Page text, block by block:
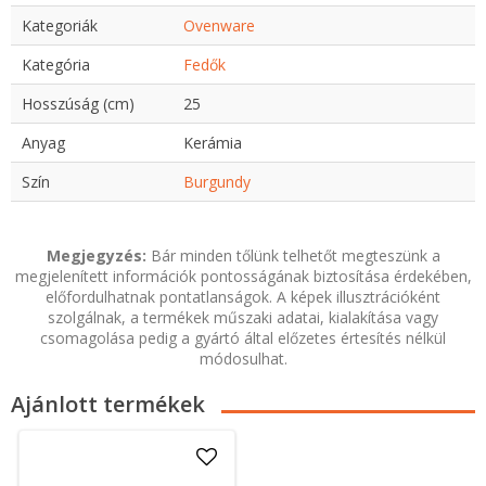
Kategoriák
Ovenware
Kategória
Fedők
Hosszúság (cm)
25
Anyag
Kerámia
Szín
Burgundy
Megjegyzés: Bár minden tőlünk telhetőt megteszünk a
megjelenített információk pontosságának biztosítása érdekében,
előfordulhatnak pontatlanságok. A képek illusztrációként
szolgálnak, a termékek műszaki adatai, kialakítása vagy
csomagolása pedig a gyártó által előzetes értesítés nélkül
módosulhat.
Ajánlott termékek